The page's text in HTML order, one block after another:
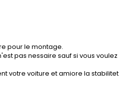
pour le montage.
pas nessaire sauf si vous voulez
votre voiture et amiore la stabilitet